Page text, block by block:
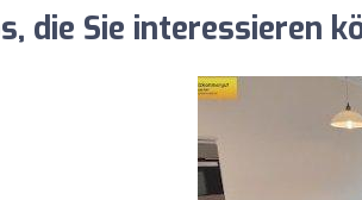
die Sie interessieren